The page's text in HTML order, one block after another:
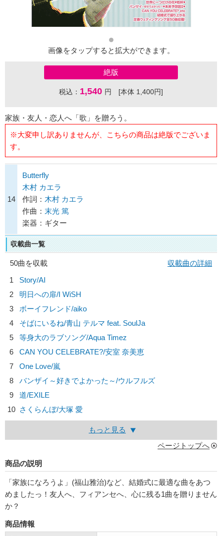
画像をタップすると拡大ができます。
絶版
税込： 1,540 円 [本体 1,400円]
家族・友人・恋人へ「歌」を贈ろう。
※大変申し訳ありませんが、こちらの商品は絶版でございま
す。
14
Butterfly
木村 カエラ
作詞： 木村 カエラ
作曲： 末光 篤
楽器：ギター
収載曲一覧
50曲を収載
収載曲の詳細
1
Story/AI
2
明日への扉/I WiSH
3
ボーイフレンド/aiko
4
そばにいるね/青山 テルマ feat. SoulJa
5
等身大のラブソング/Aqua Timez
6
CAN YOU CELEBRATE?/安室 奈美恵
7
One Love/嵐
8
バンザイ～好きでよかった～/ウルフルズ
9
道/EXILE
10 さくらんぼ/大塚 愛
もっと見る
ページトップへ
商品の説明
「家族になろうよ」(福山雅治)など、結婚式に最適な曲をあつ
めましたっ！友人へ、フィアンセへ、心に残る1曲を贈りません
か？
商品情報